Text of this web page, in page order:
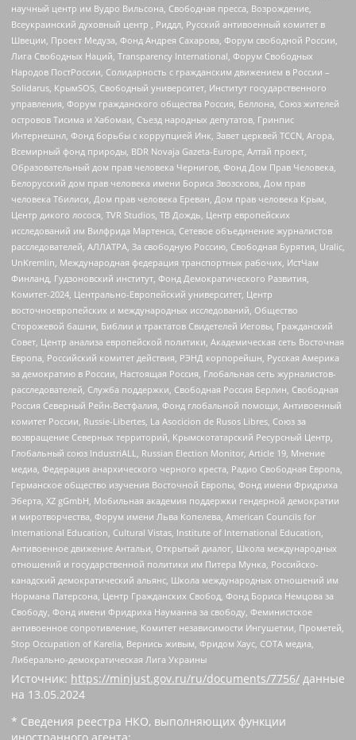
научный центр им Вудро Вильсона, Свободная пресса, Возрождение,
Всеукраинский духовный центр , Риддл, Русский антивоенный комитет в
Швеции, Проект Медуза, Фонд Андрея Сахарова, Форум свободной России,
Лига Свободных Наций, Transparеncy International, Форум Свободных
Народов ПостРоссии, Солидарность с гражданским движением в России –
Solidarus, КрымSOS, Свободный университет, Институт государственного
управления, Форум гражданского общества Россия, Беллона, Союз жителей
островов Тисима и Хабомаи, Съезд народных депутатов, Гринпис
Интернешнл, Фонд борьбы с коррупцией Инк, Завет церквей TCCN, Агора,
Всемирный фонд природы, BDR Novaja Gazeta-Europe, Алтай проект,
Образовательный дом прав человека Чернигов, Фонд Дом Прав Человека,
Белорусский дом прав человека имени Бориса Звозскова, Дом прав
человека Тбилиси, Дом прав человека Ереван, Дом прав человека Крым,
Центр дикого лосося, TVR Studios, ТВ Дождь, Центр европейских
исследований им Вилфрида Мартенса, Сетевое объединение журналистов
расследователей, АЛЛАТРА, За свободную Россию, Свободная Бурятия, Uralic,
UnKremlin, Международная федерация транспортных рабочих, ИстЧам
Финланд, Гудзоновский институт, Фонд Демократического Развития,
Комитет-2024, Центрально-Европейский университет, Центр
восточноевропейских и международных исследований, Общество
Сторожевой башни, Библии и трактатов Свидетелей Иеговы, Гражданский
Совет, Центр анализа европейской политики, Академическая сеть Восточная
Европа, Российский комитет действия, РЭНД корпорейшн, Русская Америка
за демократию в России, Настоящая Россия, Глобальная сеть журналистов-
расследователей, Служба поддержки, Свободная Россия Берлин, Свободная
Россия Северный Рейн-Вестфалия, Фонд глобальной помощи, Антивоенный
комитет России, Russie-Libertes, La Asocicion de Rusos Libres, Союз за
возвращение Северных территорий, Крымскотатарский Ресурсный Центр,
Глобальный союз IndustriALL, Russian Election Monitor, Article 19, Мнение
медиа, Федерация анархического черного креста, Радио Свободная Европа,
Германское общество изучения Восточной Европы, Фонд имени Фридриха
Эберта, XZ gGmbH, Мобильная академия поддержки гендерной демократии
и миротворчества, Форум имени Льва Копелева, American Councils for
International Education, Cultural Vistas, Institute of International Education,
Антивоенное движение Антальи, Открытый диалог, Школа международных
отношений и государственной политики им Питера Мунка, Российско-
канадский демократический альянс, Школа международных отношений им
Нормана Патерсона, Центр Гражданских Свобод, Фонд Бориса Немцова за
Свободу, Фонд имени Фридриха Науманна за свободу, Феминистское
антивоенное сопротивление, Комитет независимости Ингушетии, Прометей,
Stop Occupation of Karelia, Вернись живым, Фридом Хаус, СОТА медиа,
Либерально-демократическая Лига Украины
Источник: https://minjust.gov.ru/ru/documents/7756/ данные
на 13.05.2024
* Сведения реестра НКО, выполняющих функции